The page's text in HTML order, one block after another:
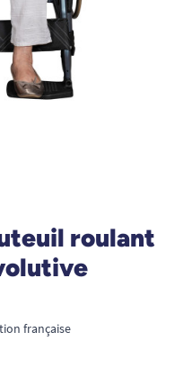
roulant
française